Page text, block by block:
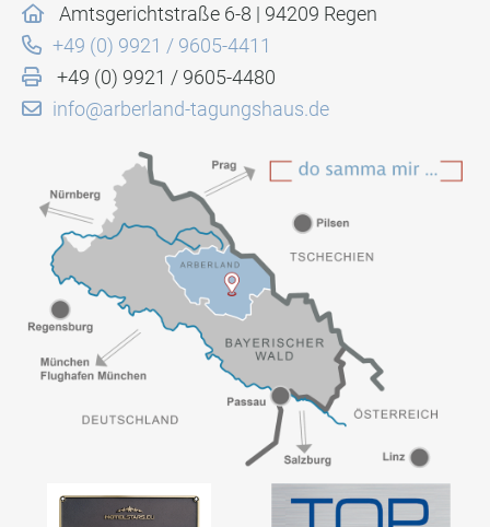
Amtsgerichtstraße 6-8 | 94209 Regen
+49 (0) 9921 / 9605-4411
+49 (0) 9921 / 9605-4480
info@arberland-tagungshaus.de